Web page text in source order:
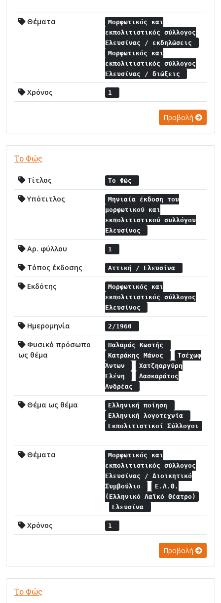
Θέματα
Μορφωτικός και
εκπολιτιστικός σύλλογος
Ελευσίνας / εκδηλώσεις
Μορφωτικός και
εκπολιτιστικός σύλλογος
Ελευσίνας / διώξεις
Χρόνος 1
Προβολή
Το Φώς
Τίτλος Το Φώς
Υπότιτλος
Μηνιαία έκδοση του
μορφωτικού και
εκπολιτιστικού συλλόγου
Ελευσίνος
Αρ. φύλλου 1
Τόπος έκδοσης Αττική / Ελευσίνα
Εκδότης
Μορφωτικός και
εκπολιτιστικός σύλλογος
Ελευσίνος
Ημερομηνία 2/1960
Φυσικό πρόσωπο
ως θέμα
Παλαμάς Κωστής
Κατράκης Μάνος
Τσέχωφ
Άντων
Χατζηαργύρη
Ελένη
Λασκαράτος
Ανδρέας
Θέμα ως θέμα
Ελληνική ποίηση
Ελληνική λογοτεχνία
Εκπολιτιστικοί Σύλλογοι
Θέματα
Μορφωτικός και
εκπολιτιστικός σύλλογος
Ελευσίνας / Διοικητικό
Συμβούλιο
Ε.Λ.Θ.
(Ελληνικό Λαϊκό Θέατρο)
Ελευσίνα
Χρόνος 1
Προβολή
Το Φώς